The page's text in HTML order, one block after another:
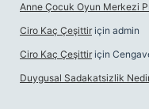
Anne Çocuk Oyun Merkezi
Ciro Kaç Çeşittir için admin
Ciro Kaç Çeşittir için
Duygusal Sadakatsizlik